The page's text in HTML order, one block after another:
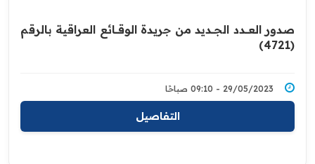
صدور العــــدد الجـــديد من جريدة ‏الوقــــائع العراقية بالرقم
(4721)‏
29/05/2023 - 09:10 صباحًا
التفاصيل